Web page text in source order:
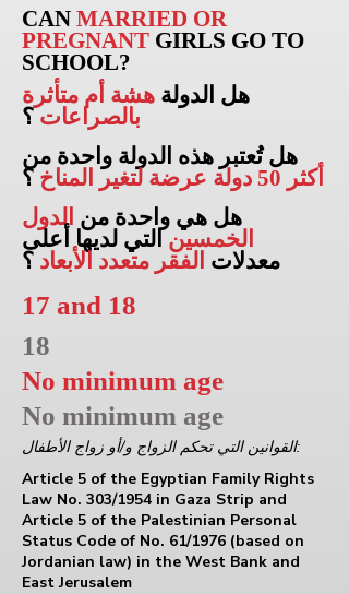
CAN MARRIED OR
PREGNANT GIRLS GO TO
SCHOOL?
هل الدولة هشة أم متأثرة
بالصراعات ؟
هل تُعتبر هذه الدولة واحدة من
أكثر 50 دولة عرضة لتغير المناخ
؟
هل هي واحدة من الدول
الخمسين التي لديها أعلى
معدلات الفقر متعدد الأبعاد ؟
17 and 18
18
No minimum age
No minimum age
القوانين التي تحكم الزواج و/أو زواج الأطفال:
Article 5 of the Egyptian Family Rights
Law No. 303/1954 in Gaza Strip and
Article 5 of the Palestinian Personal
Status Code of No. 61/1976 (based on
Jordanian law) in the West Bank and
East Jerusalem